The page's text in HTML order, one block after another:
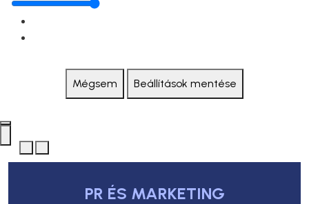
Mégsem Beállítások mentése
PR ÉS MARKETING